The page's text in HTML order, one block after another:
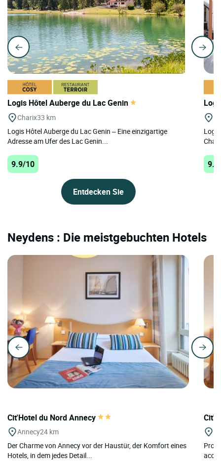
Logis Hôtel Auberge du Lac Genin
Charix33 km
Logis Hôtel Auberge du Lac Genin – Eine einzigartige
Adresse am Ufer des Lac Genin...
9.9/10
Entdecken Sie
Neydens : Die meistgebuchten Hotels
Cit'Hotel du Nord Annecy
Annecy24 km
Der Charme von Annecy vor der Haustür, der Komfort eines
Hotels, in dem jedes Detail...